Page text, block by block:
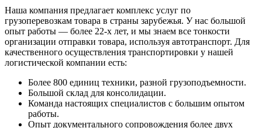
Наша компания предлагает комплекс услуг по
грузоперевозкам товара в страны зарубежья. У нас большой
опыт работы — более 22-х лет, и мы знаем все тонкости
организации отправки товара, используя автотранспорт. Для
качественного осуществления транспортировки у нашей
логистической компании есть:
Более 800 единиц техники, разной грузоподъемности.
Большой склад для консолидации.
Команда настоящих специалистов с большим опытом
работы.
Опыт документального сопровождения более двух